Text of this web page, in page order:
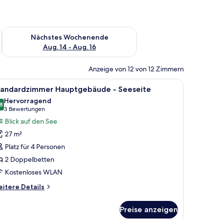
Aug. 7 - Aug. 9.
Nächstes Wochenende
Aug. 14 - Aug. 16
Überprüfe die Verfügbarkeit für nächstes Wochenende, Aug.
Anzeige von 12 von 12 Zimmern
Lampe und Fernseher. Ein Hotelzimmer mit zwei Betten, einem
7 Hauptgebäude - Seeseite
von 10
Hervorragend
3 Bewertungen
(3
Bewertungen)
Blick auf den See
27 m²
Platz für 4 Personen
2 Doppelbetten
Kostenloses WLAN
Details
Preise anzeigen